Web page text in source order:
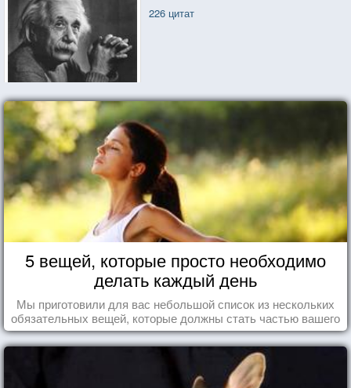
226 цитат
5 вещей, которые просто необходимо
делать каждый день
Мы приготовили для вас небольшой список из нескольких
обязательных вещей, которые должны стать частью вашего
дня.